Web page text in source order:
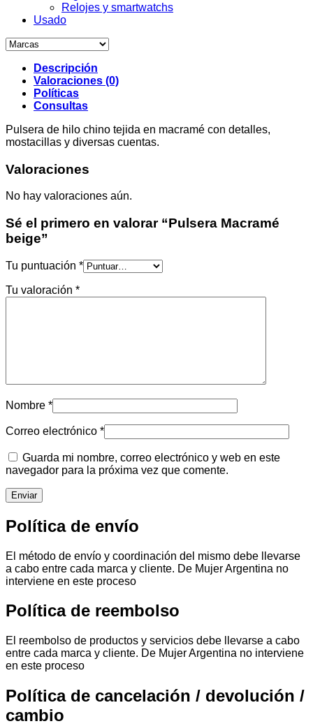
Relojes y smartwatchs
Usado
Descripción
Valoraciones (0)
Políticas
Consultas
Pulsera de hilo chino tejida en macramé con detalles,
mostacillas y diversas cuentas.
Valoraciones
No hay valoraciones aún.
Sé el primero en valorar “Pulsera Macramé
beige”
Tu puntuación *
Tu valoración *
Nombre *
Correo electrónico *
Guarda mi nombre, correo electrónico y web en este
navegador para la próxima vez que comente.
Política de envío
El método de envío y coordinación del mismo debe llevarse
a cabo entre cada marca y cliente. De Mujer Argentina no
interviene en este proceso
Política de reembolso
El reembolso de productos y servicios debe llevarse a cabo
entre cada marca y cliente. De Mujer Argentina no interviene
en este proceso
Política de cancelación / devolución /
cambio